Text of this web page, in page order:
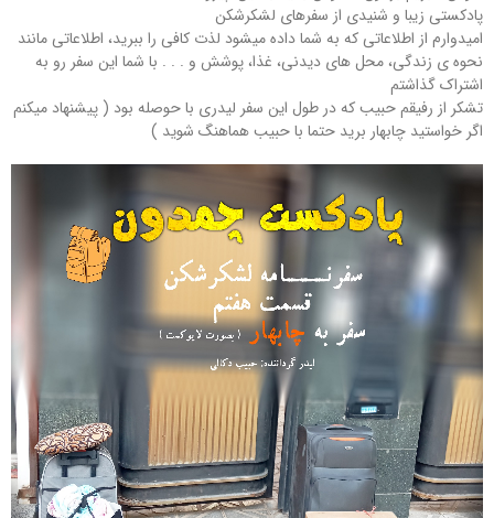
پادکستی زیبا و شنیدی از سفرهای لشکرشکن
امیدوارم از اطلاعاتی که به شما داده میشود لذت کافی را ببرید، اطلاعاتی مانند
نحوه ی زندگی، محل های دیدنی، غذا، پوشش و . . . با شما این سفر رو به
اشتراک گذاشتم
تشکر از رفیقم حبیب که در طول این سفر لیدری با حوصله بود ( پیشنهاد میکنم
اگر خواستید چابهار برید حتما با حبیب هماهنگ شوید )